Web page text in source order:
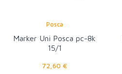
Posca
Marker Uni Posca pc-8k
15/1
72,60 €